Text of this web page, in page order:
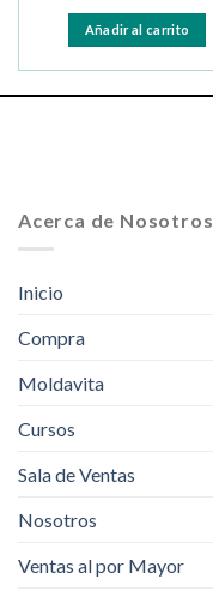
Añadir al carrito
Acerca de Nosotros
Inicio
Compra
Moldavita
Cursos
Sala de Ventas
Nosotros
Ventas al por Mayor